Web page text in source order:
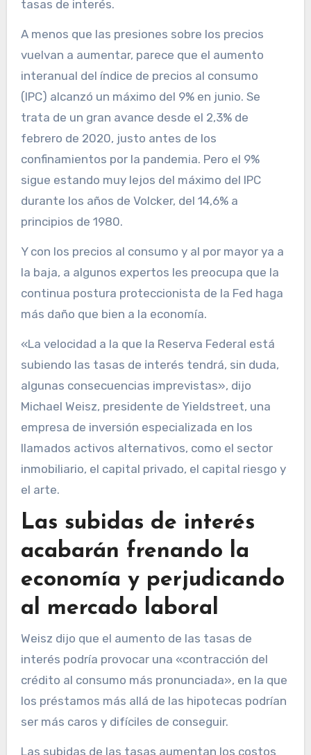
tasas de interés.
A menos que las presiones sobre los precios
vuelvan a aumentar, parece que el aumento
interanual del índice de precios al consumo
(IPC) alcanzó un máximo del 9% en junio. Se
trata de un gran avance desde el 2,3% de
febrero de 2020, justo antes de los
confinamientos por la pandemia. Pero el 9%
sigue estando muy lejos del máximo del IPC
durante los años de Volcker, del 14,6% a
principios de 1980.
Y con los precios al consumo y al por mayor ya a
la baja, a algunos expertos les preocupa que la
continua postura proteccionista de la Fed haga
más daño que bien a la economía.
«La velocidad a la que la Reserva Federal está
subiendo las tasas de interés tendrá, sin duda,
algunas consecuencias imprevistas», dijo
Michael Weisz, presidente de Yieldstreet, una
empresa de inversión especializada en los
llamados activos alternativos, como el sector
inmobiliario, el capital privado, el capital riesgo y
el arte.
Las subidas de interés
acabarán frenando la
economía y perjudicando
al mercado laboral
Weisz dijo que el aumento de las tasas de
interés podría provocar una «contracción del
crédito al consumo más pronunciada», en la que
los préstamos más allá de las hipotecas podrían
ser más caros y difíciles de conseguir.
Las subidas de las tasas aumentan los costos